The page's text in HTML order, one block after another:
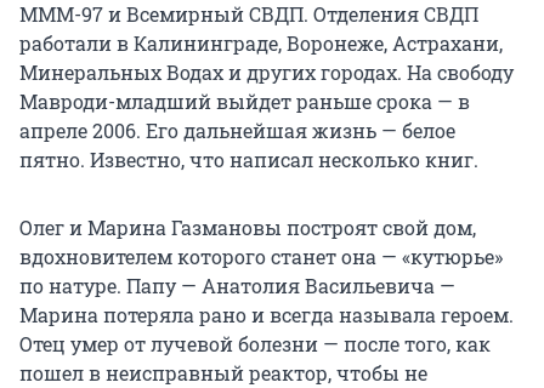
МММ-97 и Всемирный СВДП. Отделения СВДП
работали в Калининграде, Воронеже, Астрахани,
Минеральных Водах и других городах. На свободу
Мавроди-младший выйдет раньше срока — в
апреле 2006. Его дальнейшая жизнь — белое
пятно. Известно, что написал несколько книг.
Олег и Марина Газмановы построят свой дом,
вдохновителем которого станет она — «кутюрье»
по натуре. Папу — Анатолия Васильевича —
Марина потеряла рано и всегда называла героем.
Отец умер от лучевой болезни — после того, как
пошел в неисправный реактор, чтобы не